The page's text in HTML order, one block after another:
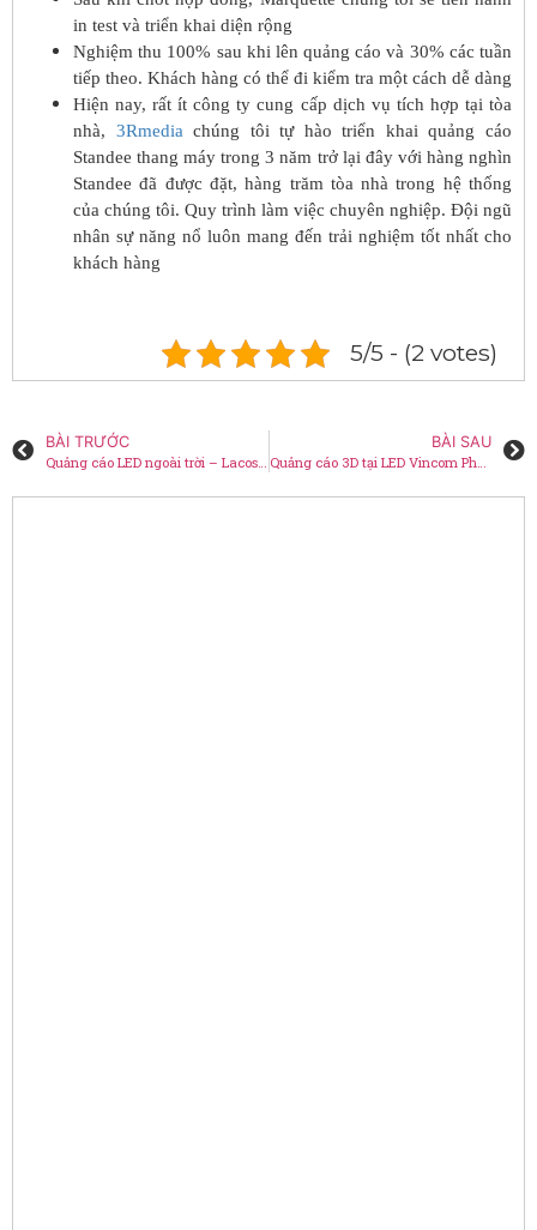
in test và triển khai diện rộng
Nghiệm thu 100% sau khi lên quảng cáo và 30% các tuần
tiếp theo. Khách hàng có thể đi kiểm tra một cách dễ dàng
Hiện nay, rất ít công ty cung cấp dịch vụ tích hợp tại tòa
nhà, 3Rmedia chúng tôi tự hào triển khai quảng cáo
Standee thang máy trong 3 năm trở lại đây với hàng nghìn
Standee đã được đặt, hàng trăm tòa nhà trong hệ thống
của chúng tôi. Quy trình làm việc chuyên nghiệp. Đội ngũ
nhân sự năng nổ luôn mang đến trải nghiệm tốt nhất cho
khách hàng
5/5 - (2 votes)
BÀI TRƯỚC
BÀI SAU